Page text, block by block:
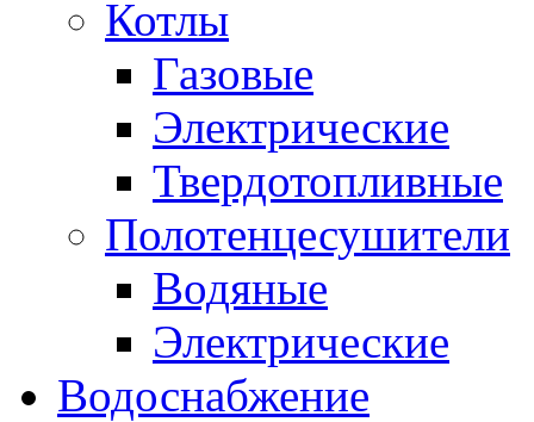
Котлы
Газовые
Электрические
Твердотопливные
Полотенцесушители
Водяные
Электрические
Водоснабжение